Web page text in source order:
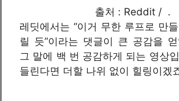
출처 : Reddit / .
레딧에서는 “이거 무한 루프로 만
릴 듯”이라는 댓글이 큰 공감을
그 말에 백 번 공감하게 되는 영상
들린다면 더할 나위 없이 힐링이겠